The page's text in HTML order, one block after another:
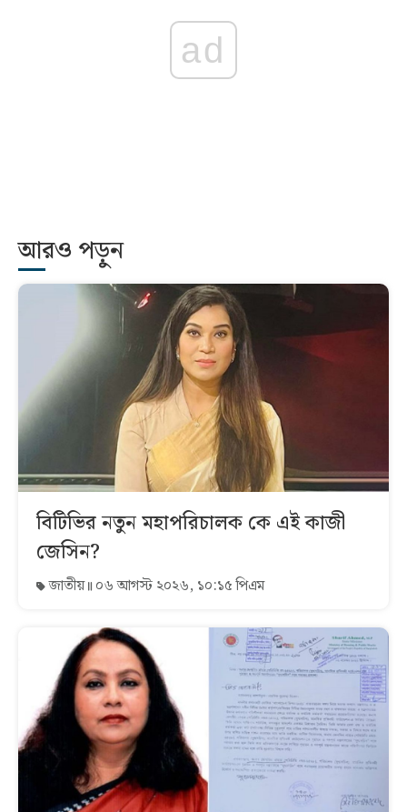
ad
আরও পড়ুন
বিটিভির নতুন মহাপরিচালক কে এই কাজী
জেসিন?
জাতীয় ০৬ আগস্ট ২০২৬, ১০:১৫ পিএম